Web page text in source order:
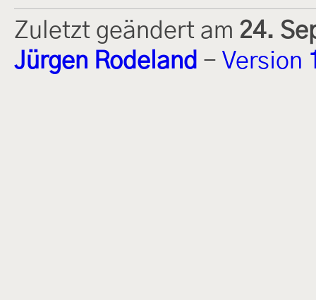
Zuletzt geändert am 24.
Jürgen Rodeland - Version